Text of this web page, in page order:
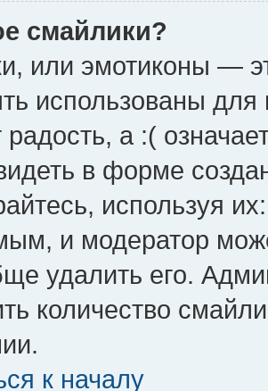
смайлики?
или эмотиконы —
использованы
радость, а :(
в форме
используя
и модератор
удалить его.
количество
к началу